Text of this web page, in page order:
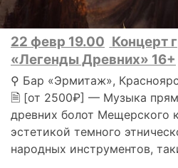
22 февр 19.00 Концерт
«Легенды Древних» 16+
⚲ Бар «Эрмитаж»,
🗎 [от 2500₽] — Музыка
древних болот Мещерского
эстетикой темного
народных инструментов,